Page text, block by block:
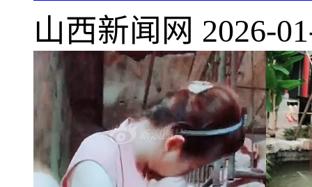
山西新闻网 2026-